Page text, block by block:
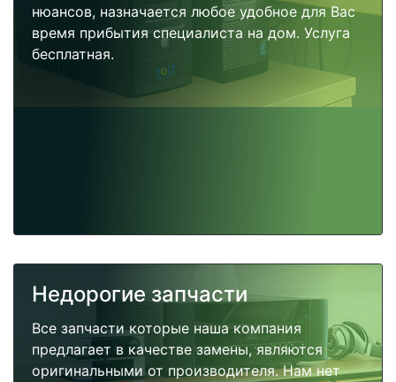
нюансов, назначается любое удобное для Вас
время прибытия специалиста на дом. Услуга
бесплатная.
Недорогие запчасти
Все запчасти которые наша компания
предлагает в качестве замены, являются
оригинальными от производителя. Нам нет